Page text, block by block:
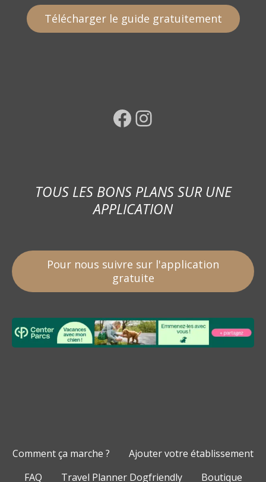
Télécharger le guide gratuitement
Facebook Instagram
TOUS LES BONS PLANS SUR UNE
APPLICATION
Pour nous suivre sur l'application
gratuite
Comment ça marche ?
Ajouter votre établissement
FAQ
Travel Planner Dogfriendly Boutique